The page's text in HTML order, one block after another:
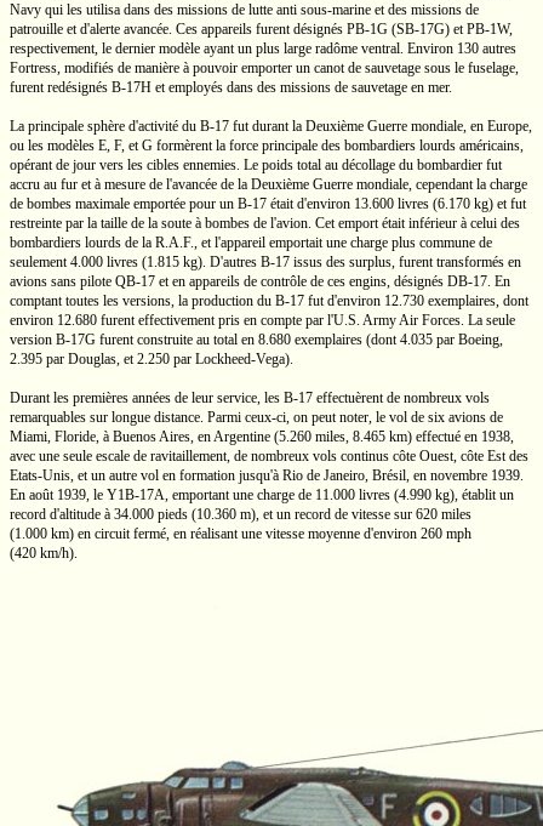
Navy qui les utilisa dans des missions de lutte anti sous-marine et des missions de
patrouille et d'alerte avancée. Ces appareils furent désignés PB-1G (SB-17G) etPB-1W,
respectivement, le dernier modèle ayant un plus large radôme ventral. Environ 130 autres
Fortress, modifiés de manière à pouvoir emporter un canot de sauvetage sous le fuselage,
furent redésignés B-17H et employés dans des missions de sauvetage en mer.
La principale sphère d'activité du B-17 fut durant la Deuxième Guerre mondiale, en Europe,
ou les modèles E, F, et G formèrent la force principale des bombardiers lourds américains,
opérant de jour vers les cibles ennemies. Le poids total au décollage du bombardier fut
accru au fur et à mesure de l'avancée de la Deuxième Guerre mondiale, cependant la charge
de bombes maximale emportée pour un B-17 était d'environ 13.600 livres (6.170 kg) et fut
restreinte par la taille de la soute à bombes de l'avion. Cet emport était inférieur à celui des
bombardiers lourds de la R.A.F., et l'appareil emportait une charge plus commune de
seulement4.000 livres (1.815 kg). D'autres B-17 issus des surplus, furent transformés en
avions sans pilote QB-17 et en appareils de contrôle de ces engins, désignés DB-17. En
comptant toutes les versions, la production du B-17 fut d'environ 12.730 exemplaires, dont
environ 12.680 furent effectivement pris en compte par l'U.S. Army Air Forces. La seule
version B-17G furent construite au total en 8.680 exemplaires (dont 4.035 par Boeing,
2.395 par Douglas, et 2.250 par Lockheed-Vega).
Durant les premières années de leur service, les B-17 effectuèrent de nombreux vols
remarquables sur longue distance. Parmi ceux-ci, on peut noter, le vol de six avions de
Miami, Floride, à Buenos Aires, en Argentine (5.260 miles, 8.465 km) effectué en 1938,
avec une seule escale de ravitaillement, de nombreux vols continus côte Ouest, côte Est des
Etats-Unis, et un autre vol en formation jusqu'à Rio de Janeiro, Brésil, en novembre 1939.
En août 1939, le Y1B-17A, emportant une charge de 11.000 livres (4.990 kg), établit un
record d'altitude à 34.000 pieds (10.360 m), et un record de vitesse sur 620 miles
(1.000 km) en circuit fermé, en réalisant une vitesse moyenne d'environ 260 mph
(420 km/h).